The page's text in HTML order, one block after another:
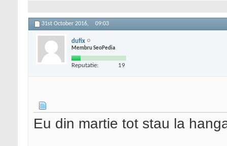
31st October 2016, 09:03
dufix
Membru SeoPedia
Reputatie: 19
Eu din martie tot stau la